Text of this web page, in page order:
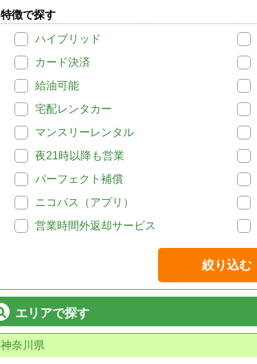
特徴で探す
ハイブリッド
カード決済
給油可能
宅配レンタカー
マンスリーレンタル
夜21時以降も営業
パーフェクト補償
ニコパス（アプリ）
営業時間外返却サービス
絞り込む
エリアで探す
神奈川県